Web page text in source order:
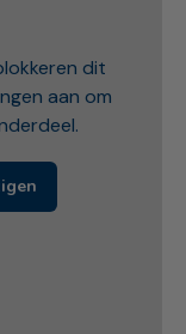
dit
aan om